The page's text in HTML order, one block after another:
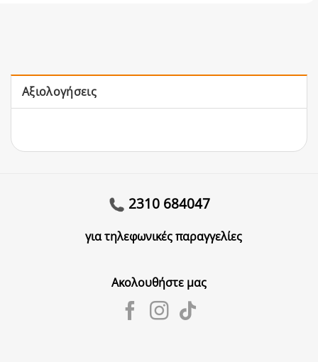
Αξιολογήσεις
2310 684047
για τηλεφωνικές παραγγελίες
Ακολουθήστε μας